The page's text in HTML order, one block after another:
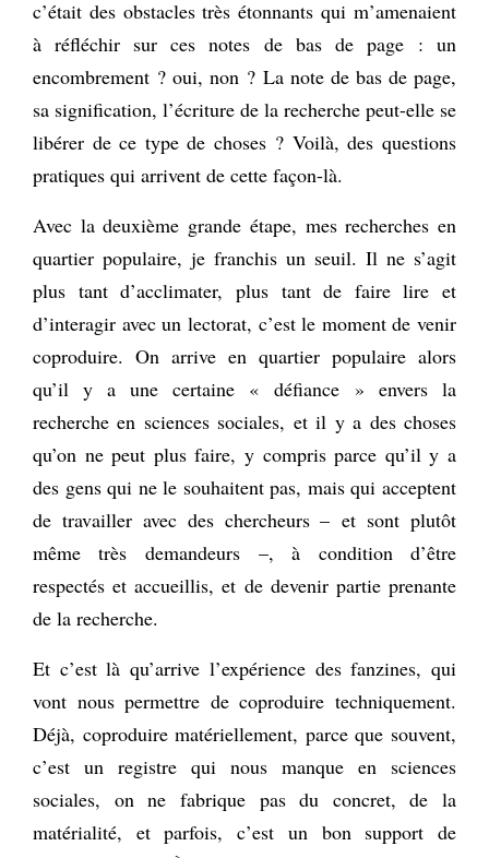
c’était des obstacles très étonnants qui m’amenaient
à réfléchir sur ces notes de bas de page : un
encombrement ? oui, non ? La note de bas de page,
sa signification, l’écriture de la recherche peut-elle se
libérer de ce type de choses ? Voilà, des questions
pratiques qui arrivent de cette façon-là.
Avec la deuxième grande étape, mes recherches en
quartier populaire, je franchis un seuil. Il ne s’agit
plus tant d’acclimater, plus tant de faire lire et
d’interagir avec un lectorat, c’est le moment de venir
coproduire. On arrive en quartier populaire alors
qu’il y a une certaine « défiance » envers la
recherche en sciences sociales, et il y a des choses
qu’on ne peut plus faire, y compris parce qu’il y a
des gens qui ne le souhaitent pas, mais qui acceptent
de travailler avec des chercheurs – et sont plutôt
même très demandeurs –, à condition d’être
respectés et accueillis, et de devenir partie prenante
de la recherche.
Et c’est là qu’arrive l’expérience des fanzines, qui
vont nous permettre de coproduire techniquement.
Déjà, coproduire matériellement, parce que souvent,
c’est un registre qui nous manque en sciences
sociales, on ne fabrique pas du concret, de la
matérialité, et parfois, c’est un bon support de